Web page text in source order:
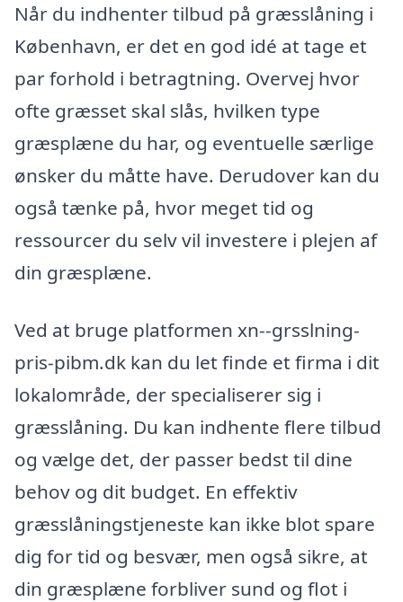
Når du indhenter tilbud på græsslåning i
København, er det en god idé at tage et
par forhold i betragtning. Overvej hvor
ofte græsset skal slås, hvilken type
græsplæne du har, og eventuelle særlige
ønsker du måtte have. Derudover kan du
også tænke på, hvor meget tid og
ressourcer du selv vil investere i plejen af
din græsplæne.
Ved at bruge platformen xn--grsslning-
pris-pibm.dk kan du let finde et firma i dit
lokalområde, der specialiserer sig i
græsslåning. Du kan indhente flere tilbud
og vælge det, der passer bedst til dine
behov og dit budget. En effektiv
græsslåningstjeneste kan ikke blot spare
dig for tid og besvær, men også sikre, at
din græsplæne forbliver sund og flot i